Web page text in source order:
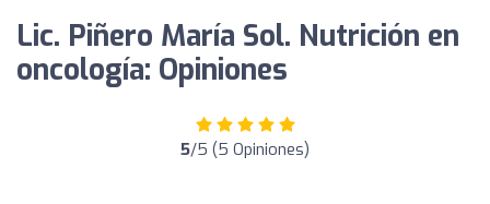
Lic. Piñero María Sol. Nutrición en
oncología: Opiniones
5/5 (5 Opiniones)